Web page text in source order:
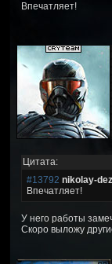
Впечатляет!
Цитата:
#13792 nikolay-
Впечатляет!
У него работы
Скоро выложу